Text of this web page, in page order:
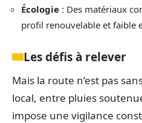
Écologie : Des matériaux
profil renouvelable et faible
Les défis à relever
Mais la route n’est pas
local, entre pluies
impose une vigilance